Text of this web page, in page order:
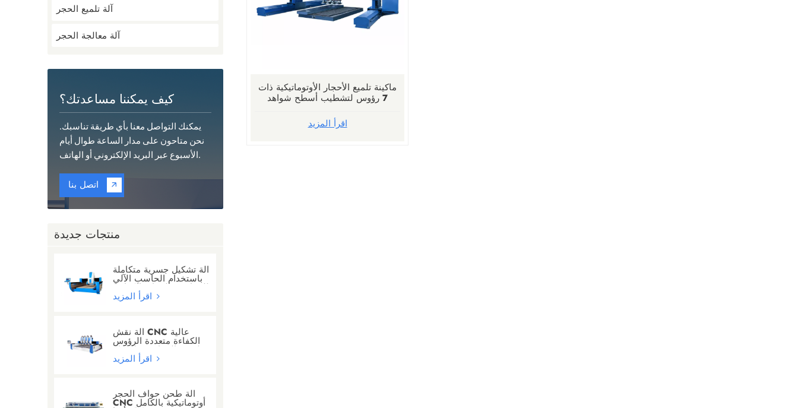
آلة تلميع الحجر
آلة معالجة الحجر
كيف يمكننا مساعدتك؟
يمكنك التواصل معنا بأي طريقة تناسبك.
نحن متاحون على مدار الساعة طوال أيام
الأسبوع عبر البريد الإلكتروني أو الهاتف.
اتصل بنا
منتجات جديدة
آلة تشكيل جسرية متكاملة
باستخدام الحاسب الآلي
للجرانيت/الرخام/الكوارتز
آلة نقش CNC عالية
الكفاءة متعددة الرؤوس
لنحت الجرانيت والرخام
آلة طحن حواف الحجر
CNC أوتوماتيكية بالكامل
ماكينة تلميع الأحجار الأوتوماتيكية ذات
7 رؤوس لتشطيب أسطح شواهد
اقرأ المزيد